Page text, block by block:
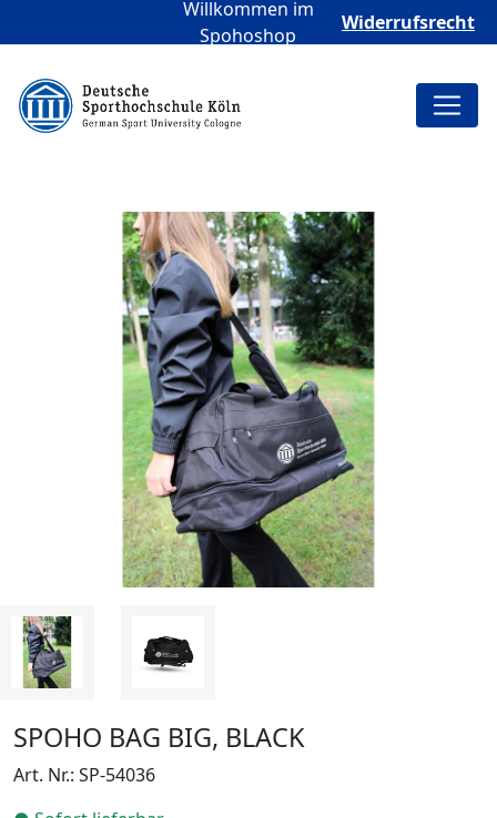
Willkommen im
Spohoshop
Widerrufsrecht
SPOHO BAG BIG, BLACK
Art. Nr.: SP-54036